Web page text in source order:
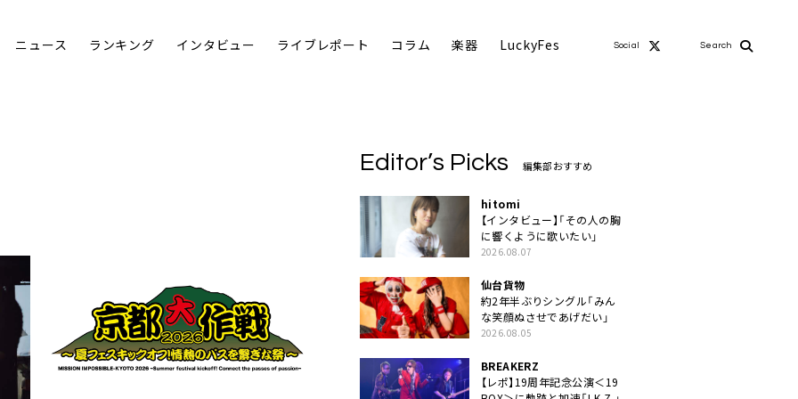
ニュース ランキング インタビュー ライブレポート コラム 楽器 LuckyFes Social Search
Editor’s Picks 編集部おすすめ
hitomi
【インタビュー】「その人の胸
に響くように歌いたい」
2026.08.07
仙台貨物
約2年半ぶりシングル「みん
な笑顔ぬさせであげだい」
2026.08.05
BREAKERZ
【レポ】19周年記念公演＜19